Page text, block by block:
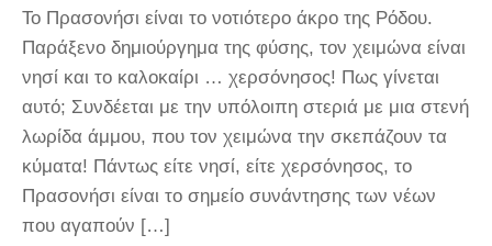
Το Πρασονήσι είναι το νοτιότερο άκρο της Ρόδου.
Παράξενο δημιούργημα της φύσης, τον χειμώνα είναι
νησί και το καλοκαίρι … χερσόνησος! Πως γίνεται
αυτό; Συνδέεται με την υπόλοιπη στεριά με μια στενή
λωρίδα άμμου, που τον χειμώνα την σκεπάζουν τα
κύματα! Πάντως είτε νησί, είτε χερσόνησος, το
Πρασονήσι είναι το σημείο συνάντησης των νέων
που αγαπούν […]